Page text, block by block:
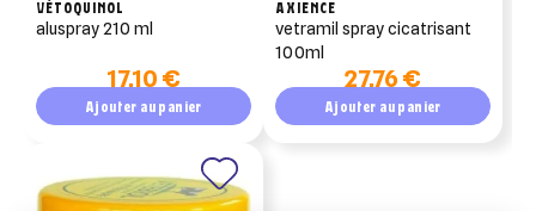
VÉTOQUINOL
aluspray 210 ml
17,10 €
Ajouter au panier
AXIENCE
vetramil spray cicatrisant
100ml
27,76 €
Ajouter au panier